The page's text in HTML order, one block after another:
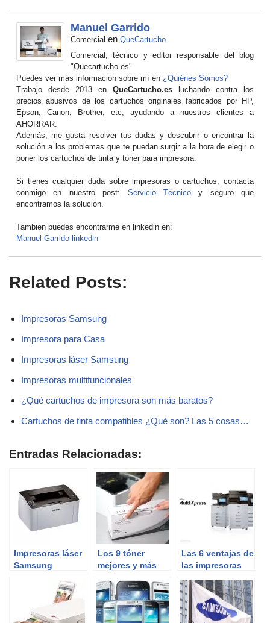
Manuel Garrido
Comercial en QueCartucho
Comercial, técnico y editor responsable del blog
"Quecartucho.es"
Puedes ver más información sobre mí en ¿Quiénes Somos?
Trabajo desde 2013 en QueCartucho.es
luchando contra los
precios abusivos de los cartuchos originales fabricados por HP,
Epson, Canon, Brother, etc, ayudando a nuestros clientes a
AHORRAR.
Además, me gusta resolver tus dudas y descubrir o encontrar la
solución a los problemas que te puedan surgir a la hora de elegir o
poner los cartuchos de tinta y tóner para impresora.
Si tienes cualquier duda sobre impresoras o cartuchos, contacta
conmigo en nuestro post: Servicio Técnicoy seguro que
encontramos la solución.
Tambien puedes encontrarme en linkedin en:
Manuel Garrido linkedin
Related Posts:
Impresoras Samsung
Impresora para Casa
Impresoras láser Samsung
Impresoras multifuncionales
¿Qué cartuchos de impresora son más baratos?
Cartuchos de tinta compatibles ¿Qué son? Las 5 cosas…
Entradas Relacionadas:
Impresoras láser
Samsung
Los 9 tóner
mejores y más
Las 6 ventajas de
las impresoras